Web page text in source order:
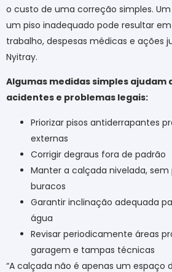
o custo de uma correção simples.
um piso inadequado pode resultar
trabalho, despesas médicas e ações
Nyitray.
Algumas medidas simples ajudam
acidentes e problemas legais:
Priorizar pisos antiderrapantes
externas
Corrigir degraus fora de padrão
Manter a calçada nivelada, sem
buracos
Garantir inclinação adequada
água
Revisar periodicamente áreas
garagem e tampas técnicas
“A calçada não é apenas um espaço